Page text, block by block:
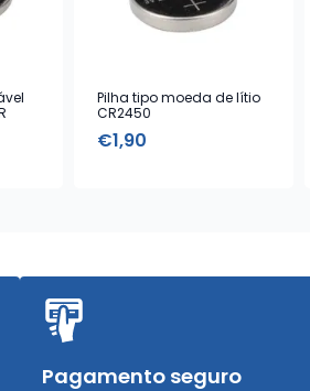
Pilha tipo moeda de lítio
CR2450
€1,90
Pagamento seguro